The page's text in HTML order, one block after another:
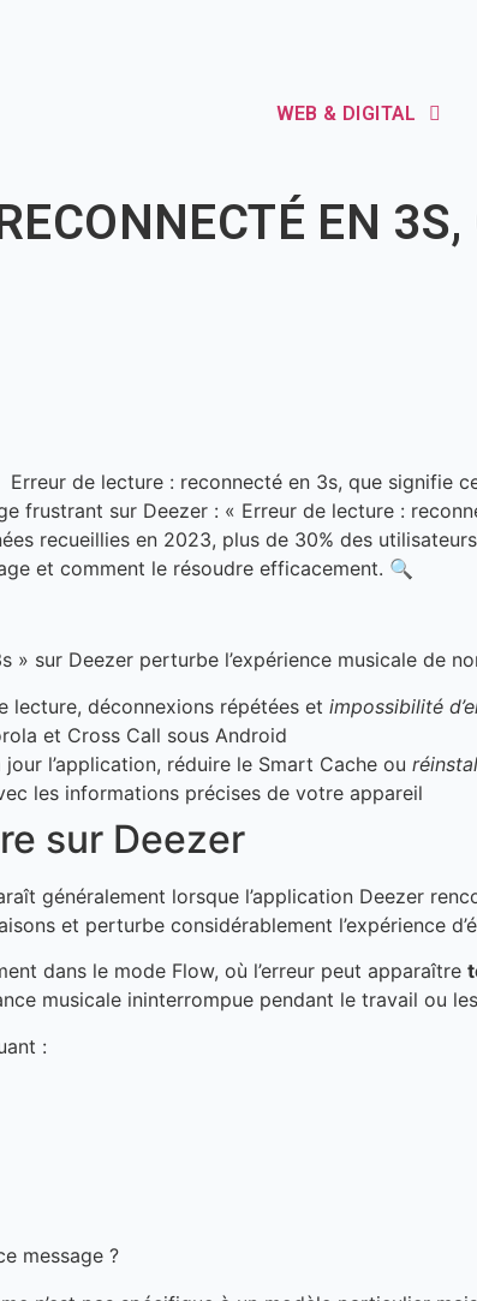
WEB & DIGITAL
EN
frustrant sur Deezer : « Erreur de lecture :
recueillies en 2023, plus de 30% des
et comment le résoudre efficacement. 🔍
» sur Deezer perturbe l’expérience musicale de
lecture, déconnexions répétées et impossibilité
et Cross Call sous Android
l’application, réduire le Smart Cache ou
les informations précises de votre appareil
sur Deezer
généralement lorsque l’application Deezer
et perturbe considérablement l’expérience
dans le mode Flow, où l’erreur peut apparaître
musicale ininterrompue pendant le travail ou
: